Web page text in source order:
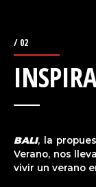
/ 02
BALI, la
Verano, nos
vivir un verano